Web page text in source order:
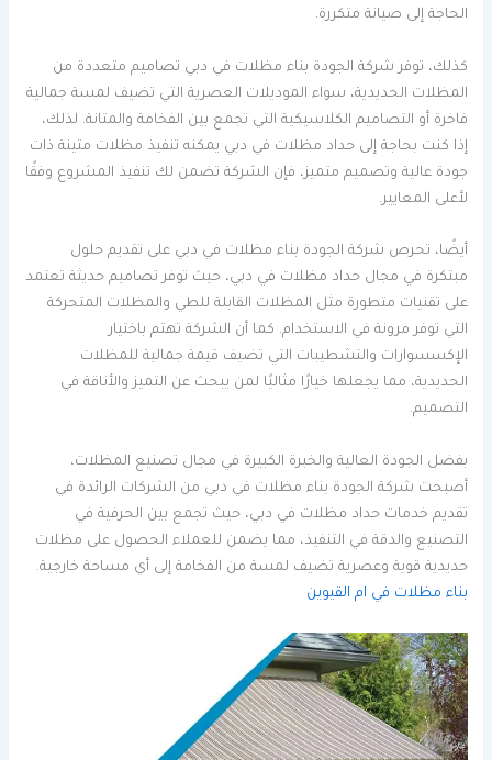
الحاجة إلى صيانة متكررة.
كذلك، توفر شركة الجودة بناء مظلات في دبي تصاميم متعددة من
المظلات الحديدية، سواء الموديلات العصرية التي تضيف لمسة جمالية
فاخرة أو التصاميم الكلاسيكية التي تجمع بين الفخامة والمتانة. لذلك،
إذا كنت بحاجة إلى حداد مظلات في دبي يمكنه تنفيذ مظلات متينة ذات
جودة عالية وتصميم متميز، فإن الشركة تضمن لك تنفيذ المشروع وفقًا
لأعلى المعايير.
أيضًا، تحرص شركة الجودة بناء مظلات في دبي على تقديم حلول
مبتكرة في مجال حداد مظلات في دبي، حيث توفر تصاميم حديثة تعتمد
على تقنيات متطورة مثل المظلات القابلة للطي والمظلات المتحركة
التي توفر مرونة في الاستخدام. كما أن الشركة تهتم باختيار
الإكسسوارات والتشطيبات التي تضيف قيمة جمالية للمظلات
الحديدية، مما يجعلها خيارًا مثاليًا لمن يبحث عن التميز والأناقة في
التصميم.
بفضل الجودة العالية والخبرة الكبيرة في مجال تصنيع المظلات،
أصبحت شركة الجودة بناء مظلات في دبي من الشركات الرائدة في
تقديم خدمات حداد مظلات في دبي، حيث تجمع بين الحرفية في
التصنيع والدقة في التنفيذ، مما يضمن للعملاء الحصول على مظلات
حديدية قوية وعصرية تضيف لمسة من الفخامة إلى أي مساحة خارجية.
بناء مظلات في ام القيوين